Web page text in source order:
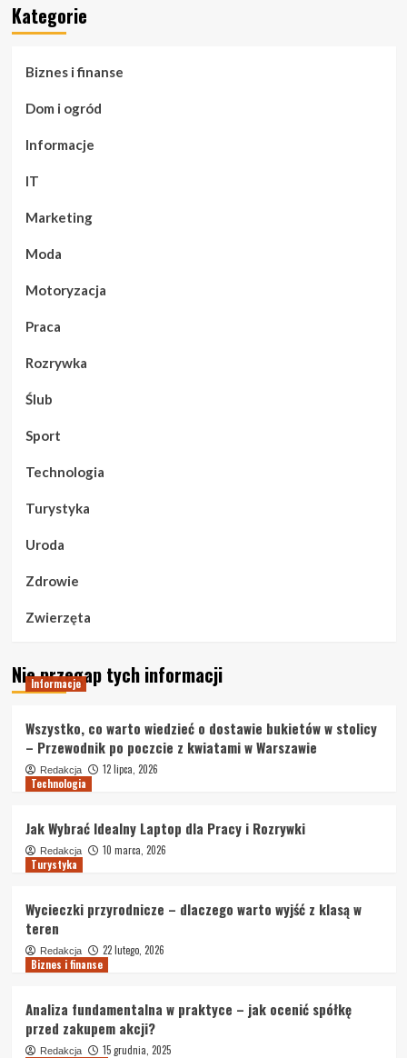
Kategorie
Biznes i finanse
Dom i ogród
Informacje
IT
Marketing
Moda
Motoryzacja
Praca
Rozrywka
Ślub
Sport
Technologia
Turystyka
Uroda
Zdrowie
Zwierzęta
Nie przegap tych informacji
Informacje
Wszystko, co warto wiedzieć o dostawie bukietów w stolicy
– Przewodnik po poczcie z kwiatami w Warszawie
Redakcja
12 lipca, 2026
Technologia
Jak Wybrać Idealny Laptop dla Pracy i Rozrywki
Redakcja
10 marca, 2026
Turystyka
Wycieczki przyrodnicze – dlaczego warto wyjść z klasą w
teren
Redakcja
22 lutego, 2026
Biznes i finanse
Analiza fundamentalna w praktyce – jak ocenić spółkę
przed zakupem akcji?
Redakcja
15 grudnia, 2025